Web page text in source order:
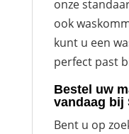
onze
ook
kunt u een
perfect past
Bestel uw
vandaag bij
Bent u op